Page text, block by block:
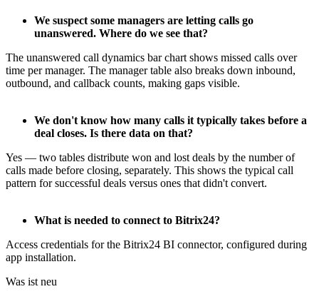
We suspect some managers are letting calls go
unanswered. Where do we see that?
The unanswered call dynamics bar chart shows missed calls over
time per manager. The manager table also breaks down inbound,
outbound, and callback counts, making gaps visible.
We don't know how many calls it typically takes before a
deal closes. Is there data on that?
Yes — two tables distribute won and lost deals by the number of
calls made before closing, separately. This shows the typical call
pattern for successful deals versus ones that didn't convert.
What is needed to connect to Bitrix24?
Access credentials for the Bitrix24 BI connector, configured during
app installation.
Was ist neu